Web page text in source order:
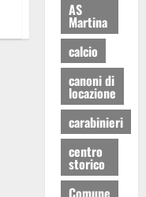
AS
Martina
calcio
canoni di
locazione
carabinieri
centro
storico
Comune